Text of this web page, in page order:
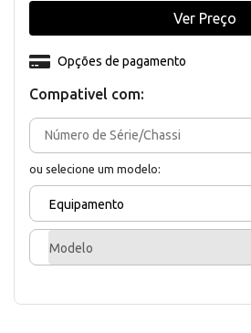
Compativel com:
ou selecione um modelo:
Equipamento
Modelo
Opções de pagamento
Ver Preço